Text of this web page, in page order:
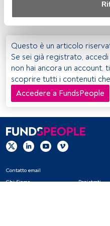
attiva delle caratteristiche
identificazione.
dispositivo e/o accesso alle
personalizzati, misurazione
contenuti, ricerca sul
dalle scelte più
Questo è un articolo
Se sei già registrato,
non hai ancora un
scoprire tutti i contenuti
Accedere a FundsPeople
Contatto email
Chi Siamo
Registrati